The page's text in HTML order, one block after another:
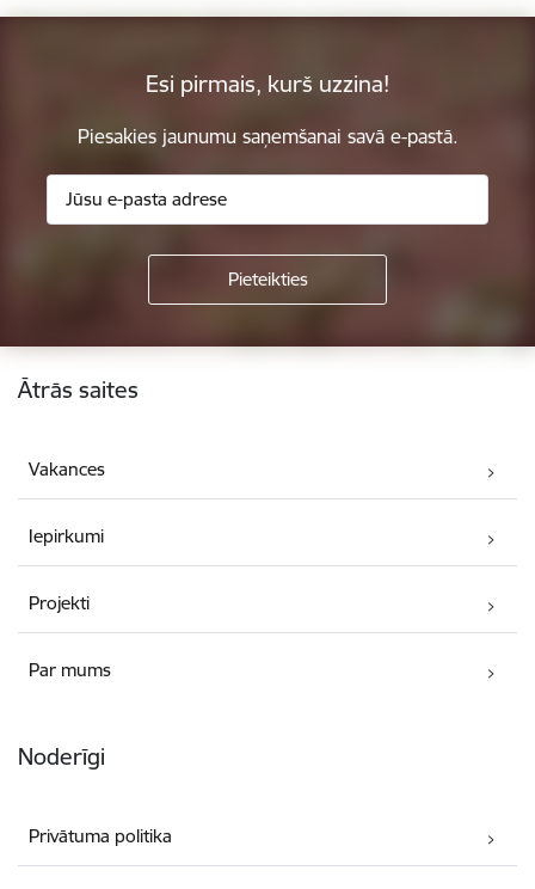
Esi pirmais, kurš uzzina!
Piesakies jaunumu saņemšanai savā e-pastā.
Kājene
Ātrās saites
Vakances
Iepirkumi
Projekti
Par mums
Noderīgi
Privātuma politika